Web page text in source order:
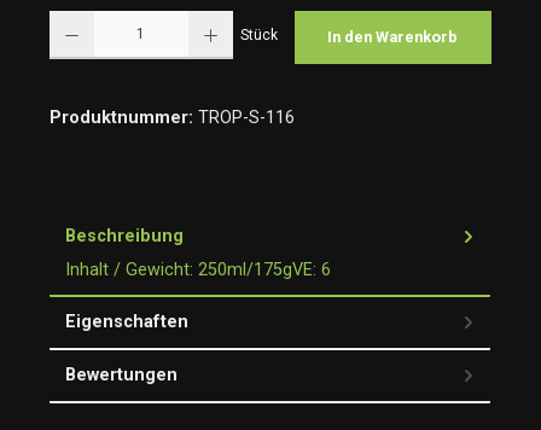
Stück In den Warenkorb
Produktnummer: TROP-S-116
Beschreibung
Inhalt / Gewicht: 250ml/175gVE: 6
Eigenschaften
Bewertungen